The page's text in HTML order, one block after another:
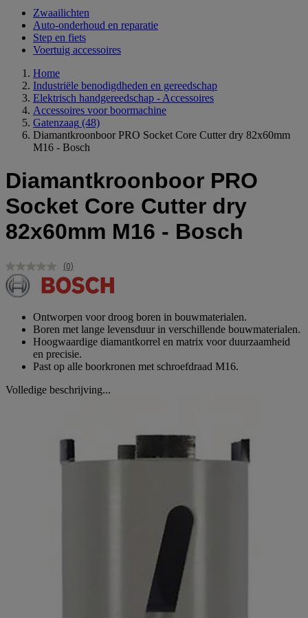
Zwaailichten
Auto-onderhoud en reparatie
Step en fiets
Voertuig accessoires
Home
Industriële benodigdheden en gereedschap
Elektrisch handgereedschap - Accessoires
Accessoires voor boormachine
Gatenzaag (48)
Diamantkroonboor PRO Socket Core Cutter dry 82x60mm
M16 - Bosch
Diamantkroonboor PRO
Socket Core Cutter dry
82x60mm M16 - Bosch
Geen
scorewaarde.
Dezelfde
(0)
Ontworpen voor droog boren in bouwmaterialen.
Boren met lange levensduur in verschillende bouwmaterialen.
Hoogwaardige diamantkorrel en matrix voor duurzaamheid
en precisie.
Past op alle boorkronen met schroefdraad M16.
Volledige beschrijving...